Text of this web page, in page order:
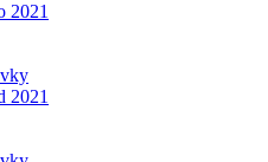
2021
2021